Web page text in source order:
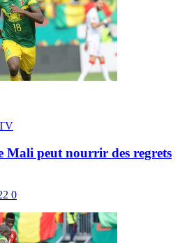
Mali peut nourrir des regrets
0